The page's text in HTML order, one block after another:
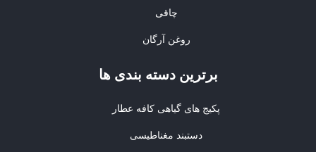
چاقی
روغن آرگان
برترین‌ دسته بندی ها
پکیج های گیاهی کافه عطار
دستبند مغناطیسی